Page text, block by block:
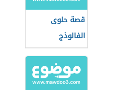
قصة حلوى
الفالوذج